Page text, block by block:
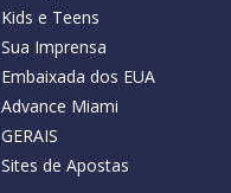
Kids e Teens
Sua Imprensa
Embaixada dos EUA
Advance Miami
GERAIS
Sites de Apostas